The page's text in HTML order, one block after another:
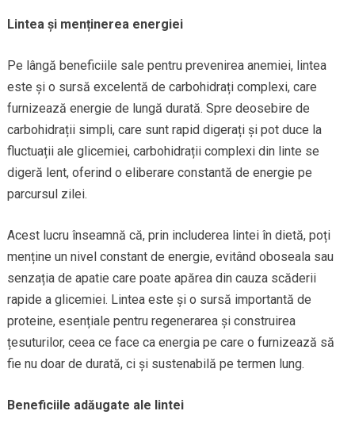
Lintea și menținerea energiei
Pe lângă beneficiile sale pentru prevenirea anemiei, lintea
este și o sursă excelentă de carbohidrați complexi, care
furnizează energie de lungă durată. Spre deosebire de
carbohidrații simpli, care sunt rapid digerați și pot duce la
fluctuații ale glicemiei, carbohidrații complexi din linte se
digeră lent, oferind o eliberare constantă de energie pe
parcursul zilei.
Acest lucru înseamnă că, prin includerea lintei în dietă, poți
menține un nivel constant de energie, evitând oboseala sau
senzația de apatie care poate apărea din cauza scăderii
rapide a glicemiei. Lintea este și o sursă importantă de
proteine, esențiale pentru regenerarea și construirea
țesuturilor, ceea ce face ca energia pe care o furnizează să
fie nu doar de durată, ci și sustenabilă pe termen lung.
Beneficiile adăugate ale lintei